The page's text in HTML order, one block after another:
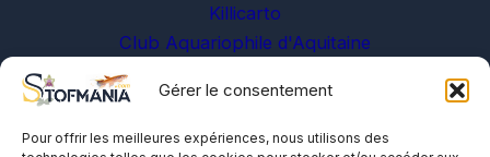
Gérer le consentement
Pour offrir les meilleures expériences, nous utilisons des
Killicarto
Club Aquariophile d'Aquitaine